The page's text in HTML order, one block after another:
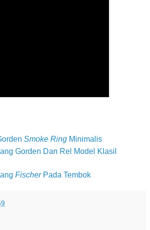
Smoke RingMinimalis
Gorden Dan Rel Model Klasil
FischerPada Tembok